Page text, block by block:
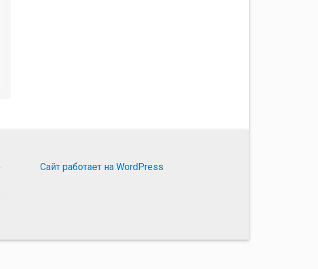
Сайт работает на WordPress